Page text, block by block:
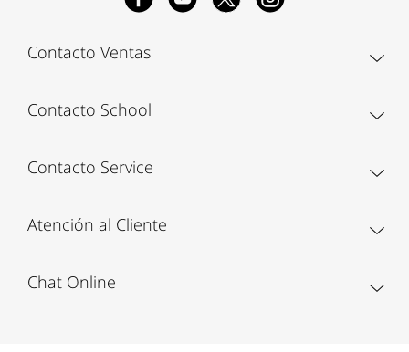
Contacto Ventas
Contacto School
Contacto Service
Atención al Cliente
Chat Online